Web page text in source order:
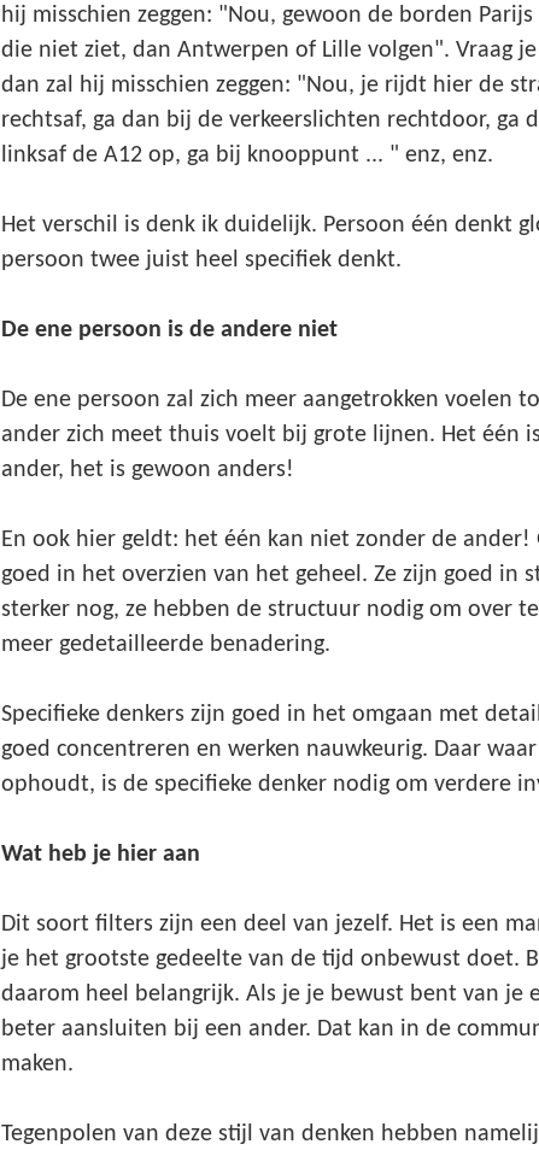
hij misschien zeggen: "Nou, gewoon de borden
die niet ziet, dan Antwerpen of Lille volgen". Vraag
dan zal hij misschien zeggen: "Nou, je rijdt hier de
rechtsaf, ga dan bij de verkeerslichten rechtdoor, ga
linksaf de A12 op, ga bij knooppunt ... " enz, enz.
Het verschil is denk ik duidelijk. Persoon één denkt
persoon twee juist heel specifiek denkt.
De ene persoon is de andere niet
De ene persoon zal zich meer aangetrokken voelen
ander zich meet thuis voelt bij grote lijnen. Het één
ander, het is gewoon anders!
En ook hier geldt: het één kan niet zonder de ander!
goed in het overzien van het geheel. Ze zijn goed in
sterker nog, ze hebben de structuur nodig om over
meer gedetailleerde benadering.
Specifieke denkers zijn goed in het omgaan met
goed concentreren en werken nauwkeurig. Daar
ophoudt, is de specifieke denker nodig om verdere
Wat heb je hier aan
Dit soort filters zijn een deel van jezelf. Het is een
je het grootste gedeelte van de tijd onbewust doet.
daarom heel belangrijk. Als je je bewust bent van je
beter aansluiten bij een ander. Dat kan in de
maken.
Tegenpolen van deze stijl van denken hebben